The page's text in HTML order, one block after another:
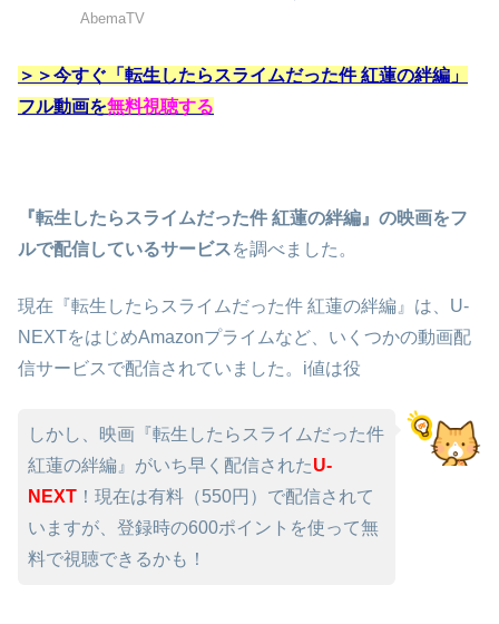
AbemaTV
＞＞今すぐ「転生したらスライムだった件 紅蓮の絆編」
フル動画を無料視聴する
『転生したらスライムだった件 紅蓮の絆編』の映画をフ
ルで配信しているサービスを調べました。
現在『転生したらスライムだった件 紅蓮の絆編』は、U-
NEXTをはじめAmazonプライムなど、いくつかの動画配
信サービスで配信されていました。i値は役
しかし、映画『転生したらスライムだった件
紅蓮の絆編』がいち早く配信されたU-
NEXT ！現在は有料（550円）で配信されて
いますが、登録時の600ポイントを使って無
料で視聴できるかも！